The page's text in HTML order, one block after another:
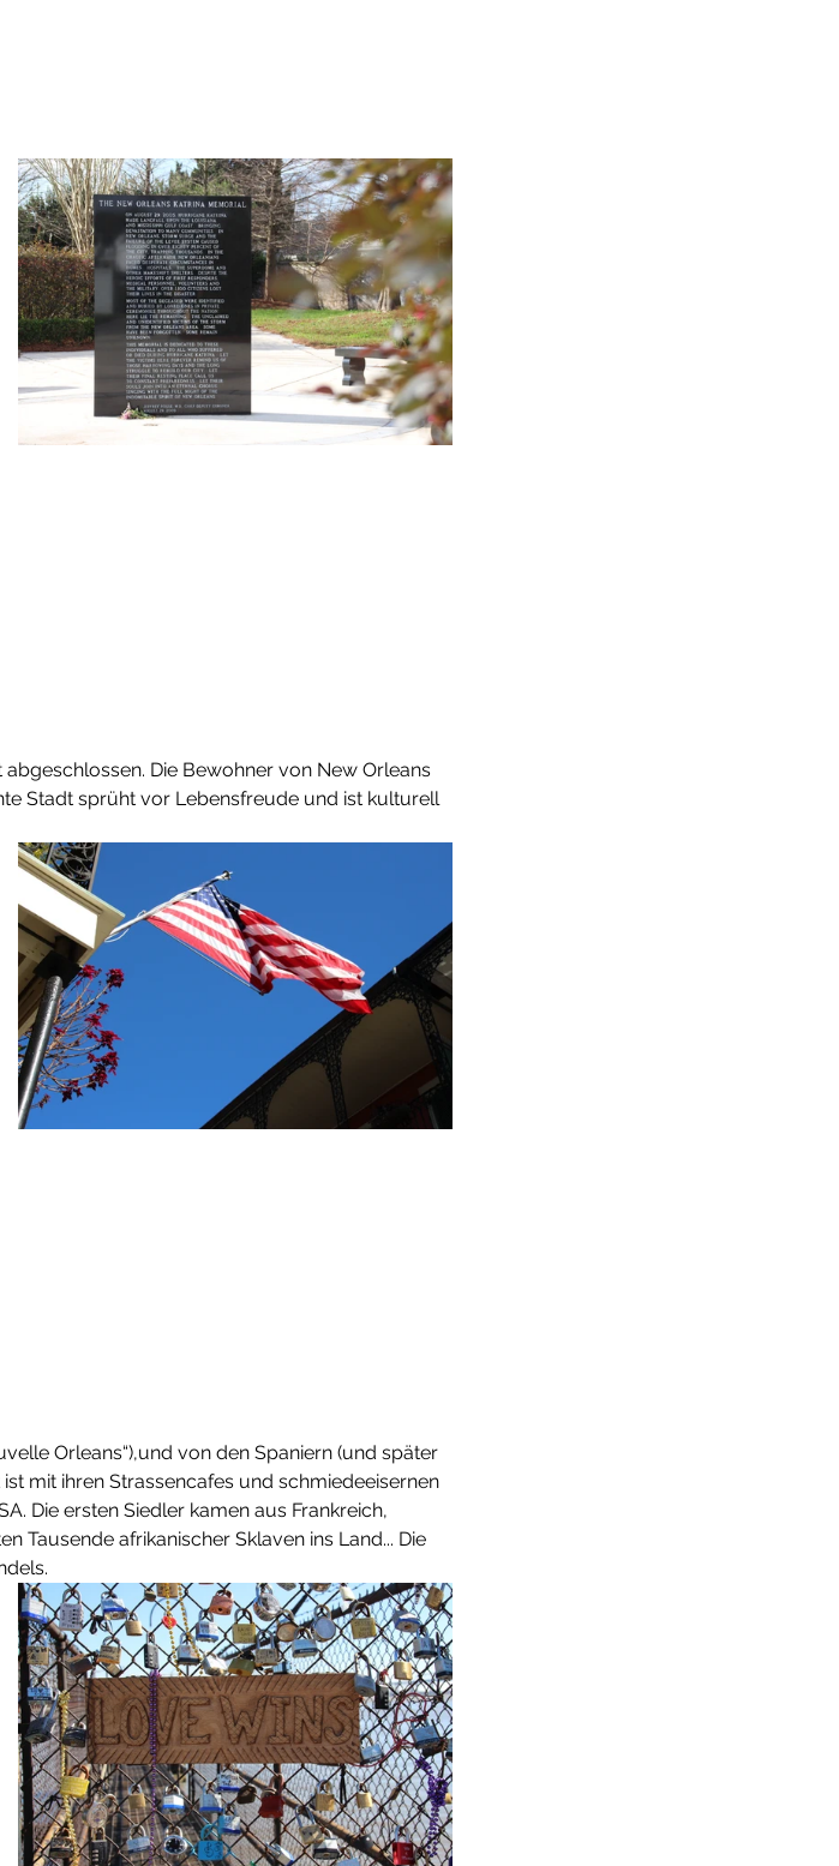
Die Bewohner von New Orleans
Stadt sprüht vor Lebensfreude und ist kulturell
Orleans“),und von den Spaniern (und später
mit ihren Strassencafes und schmiedeeisernen
Die ersten Siedler kamen aus Frankreich,
Tausende afrikanischer Sklaven ins Land... Die